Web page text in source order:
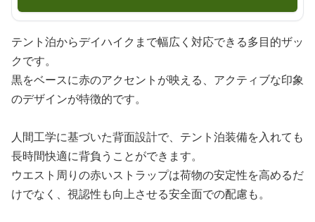
テント泊からデイハイクまで幅広く対応できる多目的ザッ
クです。
黒をベースに赤のアクセントが映える、アクティブな印象
のデザインが特徴的です。
人間工学に基づいた背面設計で、テント泊装備を入れても
長時間快適に背負うことができます。
ウエスト周りの赤いストラップは荷物の安定性を高めるだ
けでなく、視認性も向上させる安全面での配慮も。